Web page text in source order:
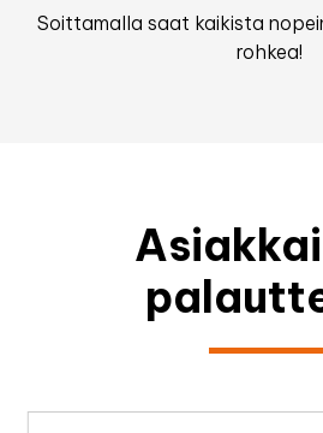
Soittamalla saat kaikista
rohkea!